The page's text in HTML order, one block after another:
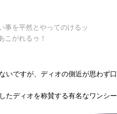
事を平然とやってのけるッ
こがれるゥ！
いですが、ディオの側近が思わず
たディオを称賛する有名なワンシー